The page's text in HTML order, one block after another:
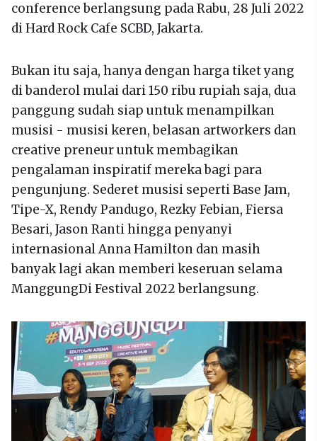
conference berlangsung pada Rabu, 28 Juli 2022
di Hard Rock Cafe SCBD, Jakarta.
Bukan itu saja, hanya dengan harga tiket yang
di banderol mulai dari 150 ribu rupiah saja, dua
panggung sudah siap untuk menampilkan
musisi - musisi keren, belasan artworkers dan
creative preneur untuk membagikan
pengalaman inspiratif mereka bagi para
pengunjung. Sederet musisi seperti Base Jam,
Tipe-X, Rendy Pandugo, Rezky Febian, Fiersa
Besari, Jason Ranti hingga penyanyi
internasional Anna Hamilton dan masih
banyak lagi akan memberi keseruan selama
ManggungDi Festival 2022 berlangsung.